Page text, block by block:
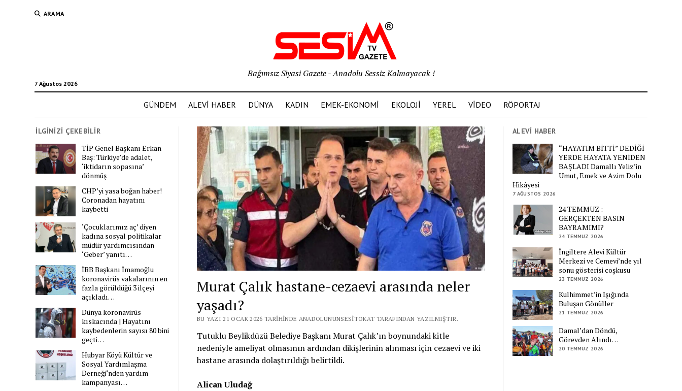
ARAMA
7 Ağustos 2026
Bağımsız Siyasi Gazete - Anadolu Sessiz Kalmayacak !
GÜNDEM ALEVİ HABER DÜNYA KADIN EMEK-EKONOMİ EKOLOJİ YEREL VİDEO RÖPORTAJ
İLGİNİZİ ÇEKEBİLİR
TİP Genel Başkanı Erkan
Baş: Türkiye’de adalet,
‘iktidarın sopasına’
dönmüş
CHP’yi yasa boğan haber!
Coronadan hayatını
kaybetti
‘Çocuklarımız aç’ diyen
kadına sosyal politikalar
müdür yardımcısından
‘Geber’ yanıtı…
İBB Başkanı İmamoğlu
koronavirüs vakalarının en
fazla görüldüğü 3 ilçeyi
açıkladı…
Dünya koronavirüs
kıskacında | Hayatını
kaybedenlerin sayısı 80 bini
geçti…
Hubyar Köyü Kültür ve
Sosyal Yardımlaşma
Derneği‘nden yardım
kampanyası…
Murat Çalık hastane-cezaevi arasında neler
yaşadı?
BU YAZI 21 OCAK 2026 TARIHINDE ANADOLUNUNSESITOKAT TARAFINDAN YAZILMIŞTIR.
Tutuklu Beylikdüzü Belediye Başkanı Murat Çalık’ın boynundaki kitle
nedeniyle ameliyat olmasının ardından dikişlerinin alınması için cezaevi ve iki
hastane arasında dolaştırıldığı belirtildi.
Alican Uludağ
ALEVİ HABER
“HAYATIM BİTTİ” DEDİĞİ
YERDE HAYATA YENİDEN
BAŞLADI Damallı Yeliz’in
Umut, Emek ve Azim Dolu
Hikâyesi
7 AĞUSTOS 2026
24 TEMMUZ :
GERÇEKTEN BASIN
BAYRAMIMI?
24 TEMMUZ 2026
İngiltere Alevi Kültür
Merkezi ve Cemevi’nde yıl
sonu gösterisi coşkusu
23 TEMMUZ 2026
Kulhimmet’in Işığında
Buluşan Gönüller
21 TEMMUZ 2026
Damal’dan Döndü,
Görevden Alındı…
20 TEMMUZ 2026